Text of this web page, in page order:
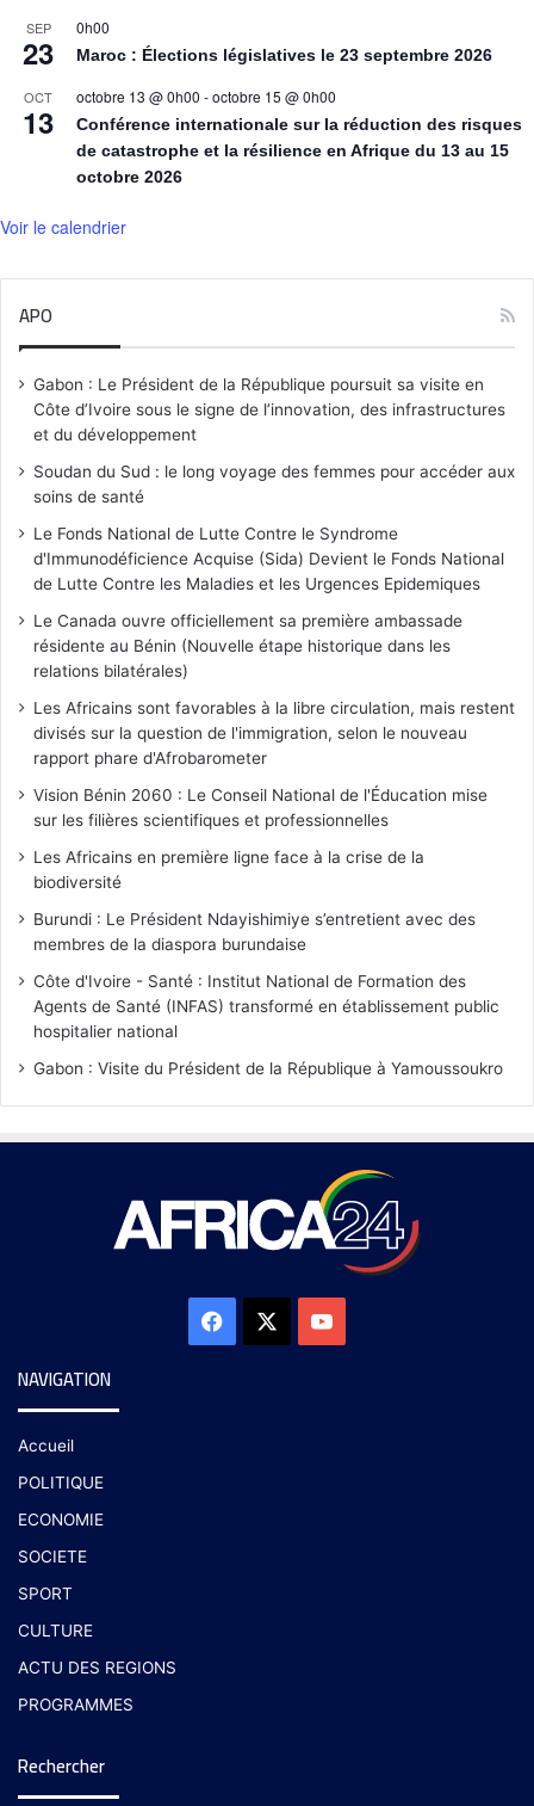
SEP
23
0h00
Maroc : Élections législatives le 23 septembre 2026
OCT
13
octobre 13 @ 0h00 -octobre 15 @ 0h00
Conférence internationale sur la réduction des risques
de catastrophe et la résilience en Afrique du 13 au 15
octobre 2026
Voir le calendrier
APO
Gabon : Le Président de la République poursuit sa visite en
Côte d’Ivoire sous le signe de l’innovation, des infrastructures
et du développement
Soudan du Sud : le long voyage des femmes pour accéder aux
soins de santé
Le Fonds National de Lutte Contre le Syndrome
d'Immunodéficience Acquise (Sida) Devient le Fonds National
de Lutte Contre les Maladies et les Urgences Epidemiques
Le Canada ouvre officiellement sa première ambassade
résidente au Bénin (Nouvelle étape historique dans les
relations bilatérales)
Les Africains sont favorables à la libre circulation, mais restent
divisés sur la question de l'immigration, selon le nouveau
rapport phare d'Afrobarometer
Vision Bénin 2060 : Le Conseil National de l'Éducation mise
sur les filières scientifiques et professionnelles
Les Africains en première ligne face à la crise de la
biodiversité
Burundi : Le Président Ndayishimiye s’entretient avec des
membres de la diaspora burundaise
Côte d'Ivoire - Santé : Institut National de Formation des
Agents de Santé (INFAS) transformé en établissement public
hospitalier national
Gabon : Visite du Président de la République à Yamoussoukro
NAVIGATION
Accueil
POLITIQUE
ECONOMIE
SOCIETE
SPORT
CULTURE
ACTU DES REGIONS
PROGRAMMES
Rechercher